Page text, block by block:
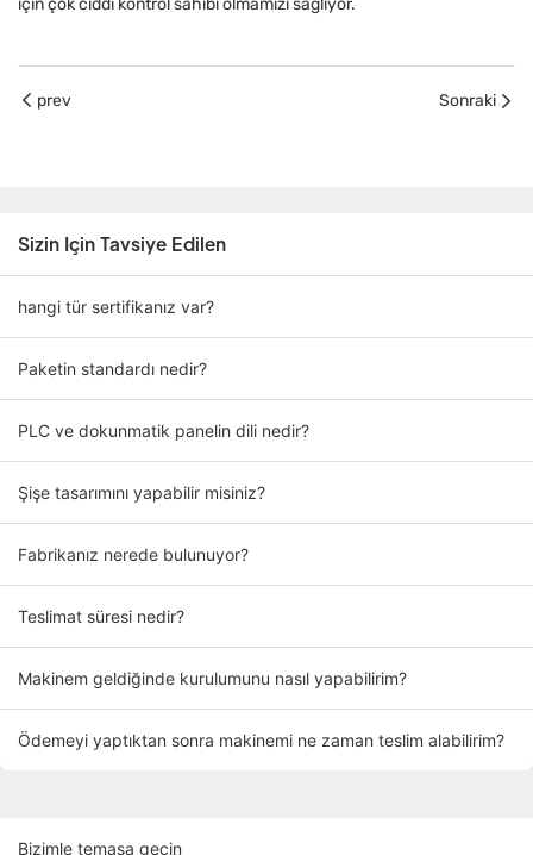
için çok ciddi kontrol sahibi olmamızı sağlıyor.
prev Sonraki
Sizin Için Tavsiye Edilen
hangi tür sertifikanız var?
Paketin standardı nedir?
PLC ve dokunmatik panelin dili nedir?
Şişe tasarımını yapabilir misiniz?
Fabrikanız nerede bulunuyor?
Teslimat süresi nedir?
Makinem geldiğinde kurulumunu nasıl yapabilirim?
Ödemeyi yaptıktan sonra makinemi ne zaman teslim alabilirim?
Bizimle temasa geçin